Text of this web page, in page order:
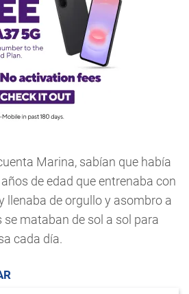
Marina, sabían que había
de edad que entrenaba con
llenaba de orgullo y asombro a
se mataban de sol a sol para
cada día.